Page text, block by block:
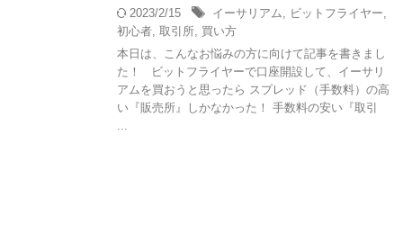
2023/2/15 イーサリアム, ビットフライヤー,
初心者, 取引所, 買い方
本日は、こんなお悩みの方に向けて記事を書きまし
た！ ビットフライヤーで口座開設して、イーサリ
アムを買おうと思ったら スプレッド（手数料）の高
い『販売所』しかなかった！ 手数料の安い『取引
...